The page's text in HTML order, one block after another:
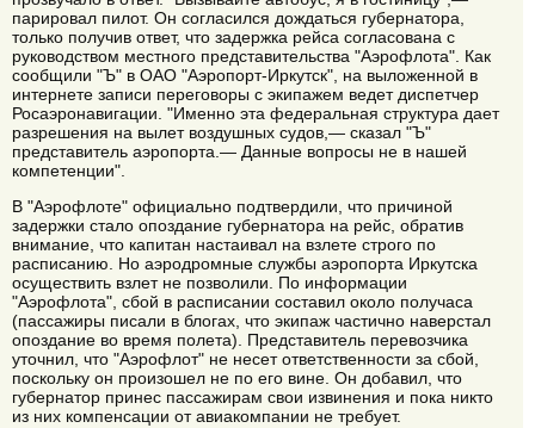
парировал пилот. Он согласился дождаться губернатора,
только получив ответ, что задержка рейса согласована с
руководством местного представительства "Аэрофлота". Как
сообщили "Ъ" в ОАО "Аэропорт-Иркутск", на выложенной в
интернете записи переговоры с экипажем ведет диспетчер
Росаэронавигации. "Именно эта федеральная структура дает
разрешения на вылет воздушных судов,— сказал "Ъ"
представитель аэропорта.— Данные вопросы не в нашей
компетенции".
В "Аэрофлоте" официально подтвердили, что причиной
задержки стало опоздание губернатора на рейс, обратив
внимание, что капитан настаивал на взлете строго по
расписанию. Но аэродромные службы аэропорта Иркутска
осуществить взлет не позволили. По информации
"Аэрофлота", сбой в расписании составил около получаса
(пассажиры писали в блогах, что экипаж частично наверстал
опоздание во время полета). Представитель перевозчика
уточнил, что "Аэрофлот" не несет ответственности за сбой,
поскольку он произошел не по его вине. Он добавил, что
губернатор принес пассажирам свои извинения и пока никто
из них компенсации от авиакомпании не требует.